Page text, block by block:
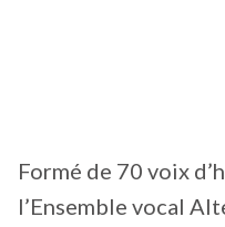
Formé de 70 voix
l’Ensemble vocal